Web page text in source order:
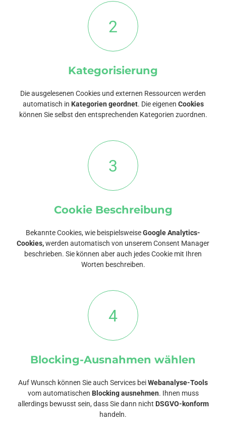
2
Kategorisierung
Die ausgelesenen Cookies und externen Ressourcen werden
automatisch in Kategorien geordnet. Die eigenen Cookies
können Sie selbst den entsprechenden Kategorien zuordnen.
3
Cookie Beschreibung
Bekannte Cookies, wie beispielsweiseGoogle Analytics-
Cookies,werden automatisch von unserem Consent Manager
beschrieben. Sie können aber auch jedes Cookie mit Ihren
Worten beschreiben.
4
Blocking-Ausnahmen wählen
Auf Wunsch können Sie auch Services beiWebanalyse-Tools
vom automatischen Blocking ausnehmen. Ihnen muss
allerdings bewusst sein, dass Sie dann nicht DSGVO-konform
handeln.